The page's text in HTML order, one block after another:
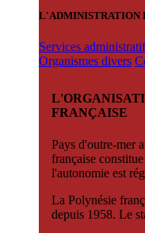
L'ADMINISTRATION
Services
Organismes divers
FRANÇAISE
Pays d'outre-mer
française
l'autonomie est
La Polynésie
depuis 1958. Le